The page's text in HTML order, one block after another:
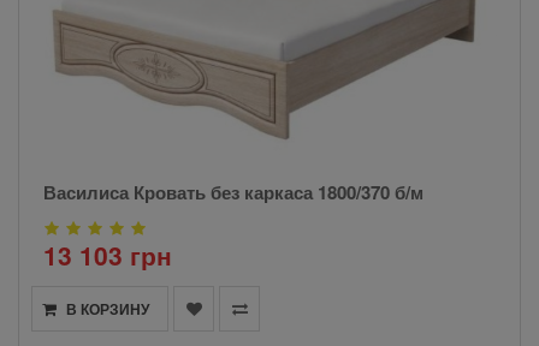
Василиса Кровать без каркаса 1800/370 б/м
13 103 грн
В КОРЗИНУ